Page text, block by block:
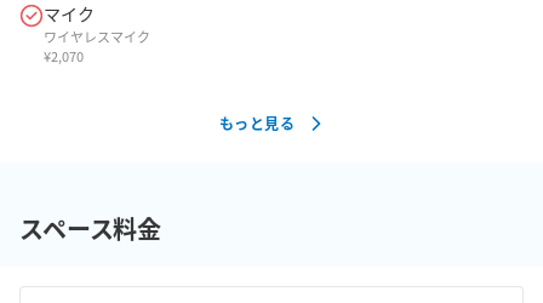
マイク
ワイヤレスマイク
¥2,070
もっと見る
スペース料金